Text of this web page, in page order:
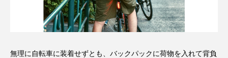
無理に自転車に装着せずとも、バックパックに荷物を入れて背負